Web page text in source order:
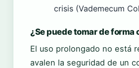
crisis (Vademecum
¿Se puede tomar de forma
El uso prolongado no está
avalen la seguridad de un